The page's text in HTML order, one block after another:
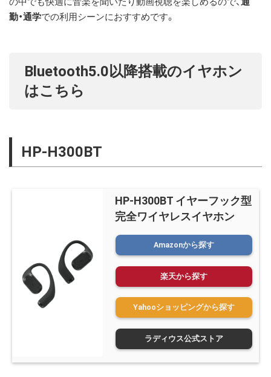
勤・通学での利用シーンにおすすめです。
Bluetooth5.0以降搭載のイヤホン
はこちら
HP-H300BT
HP-H300BT イヤーフック型
完全ワイヤレスイヤホン
ラディウス公式ストア
Amazonから探す
楽天から探す
Yahooショッピングから探す